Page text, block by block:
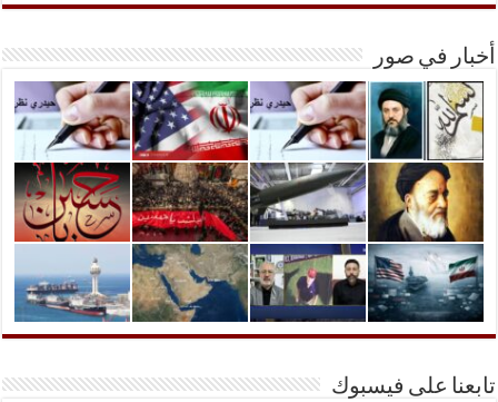
أخبار في صور
تابعنا على فيسبوك